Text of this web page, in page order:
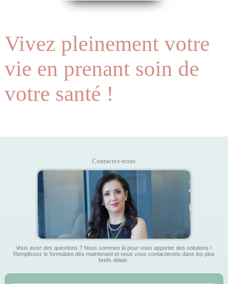
Vivez pleinement votre
vie en prenant soin de
votre santé !
Contactez-nous
Vous avez des questions ? Nous sommes là pour vous apporter des solutions !
Remplissez le formulaire dès maintenant et nous vous contacterons dans les plus
brefs délais.